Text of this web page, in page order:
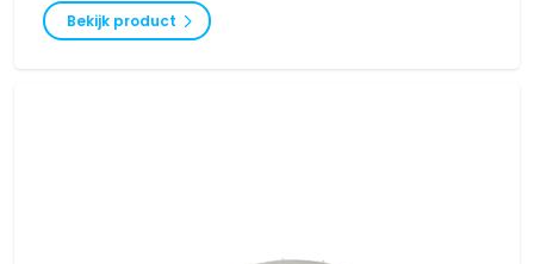
Bekijk product